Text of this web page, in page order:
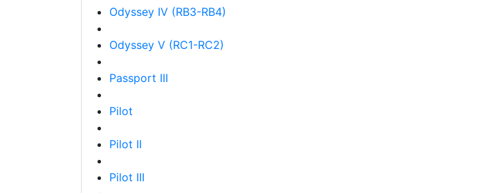
Odyssey IV (RB3-RB4)
Odyssey V (RC1-RC2)
Passport III
Pilot
Pilot II
Pilot III